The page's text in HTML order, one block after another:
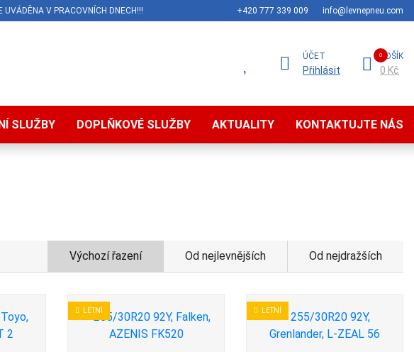
V PRACOVNÍCH DNECH!!! +420 777 339 009 info@levnepneu.com
ÚČET
Přihlásit
KOŠÍK
0 Kč
SLUŽBY DOPLŇKOVÉ SLUŽBY AKTUALITY KONTAKTUJTE NÁS
Výchozí řazení Od nejlevnějších Od nejdražších
LETNÍ LETNÍ